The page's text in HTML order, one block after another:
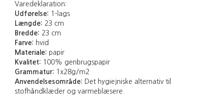
Varedeklaration:
Udførelse: 1-lags
Længde: 23 cm
Bredde: 23 cm
Farve: hvid
Materiale: papir
Kvalitet: 100% genbrugspapir
Grammatur: 1x28g/m2
Anvendelsesområde: Det hygiejniske alternativ til
stofhåndklæder og varmeblæsere.